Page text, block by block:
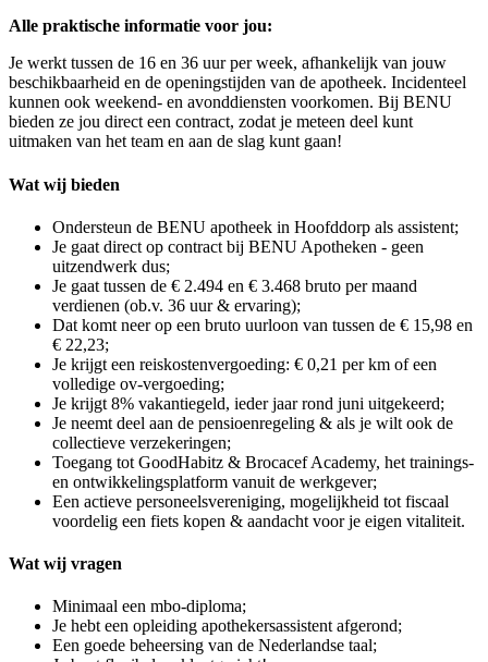
Alle praktische informatie voor jou:
Je werkt tussen de 16 en 36 uur per week, afhankelijk van jouw
beschikbaarheid en de openingstijden van de apotheek. Incidenteel
kunnen ook weekend- en avonddiensten voorkomen. Bij BENU
bieden ze jou direct een contract, zodat je meteen deel kunt
uitmaken van het team en aan de slag kunt gaan!
Wat wij bieden
Ondersteun de BENU apotheek in Hoofddorp als assistent;
Je gaat direct op contract bij BENU Apotheken - geen
uitzendwerk dus;
Je gaat tussen de € 2.494 en € 3.468 bruto per maand
verdienen (ob.v. 36 uur & ervaring);
Dat komt neer op een bruto uurloon van tussen de € 15,98 en
€ 22,23;
Je krijgt een reiskostenvergoeding: € 0,21 per km of een
volledige ov-vergoeding;
Je krijgt 8% vakantiegeld, ieder jaar rond juni uitgekeerd;
Je neemt deel aan de pensioenregeling & als je wilt ook de
collectieve verzekeringen;
Toegang tot GoodHabitz & Brocacef Academy, het trainings-
en ontwikkelingsplatform vanuit de werkgever;
Een actieve personeelsvereniging, mogelijkheid tot fiscaal
voordelig een fiets kopen & aandacht voor je eigen vitaliteit.
Wat wij vragen
Minimaal een mbo-diploma;
Je hebt een opleiding apothekersassistent afgerond;
Een goede beheersing van de Nederlandse taal;